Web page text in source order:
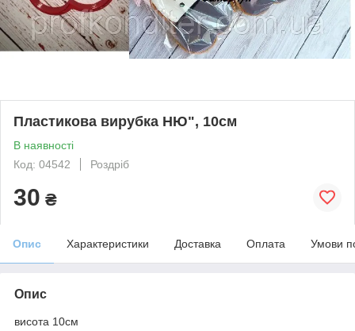
Пластикова вирубка НЮ", 10см
В наявності
Код: 04542
Роздріб
30 ₴
Опис Характеристики Доставка Оплата Умови
Опис
висота 10см